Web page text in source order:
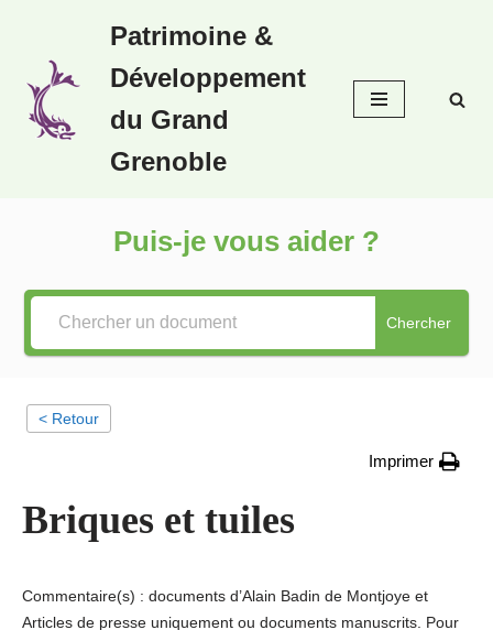
au
contenu
Patrimoine &
Développement
du Grand
Grenoble
Puis-je vous aider ?
Chercher
< Retour
Imprimer
Briques et tuiles
Commentaire(s) : documents d’Alain Badin de Montjoye et
Articles de presse uniquement ou documents manuscrits. Pour